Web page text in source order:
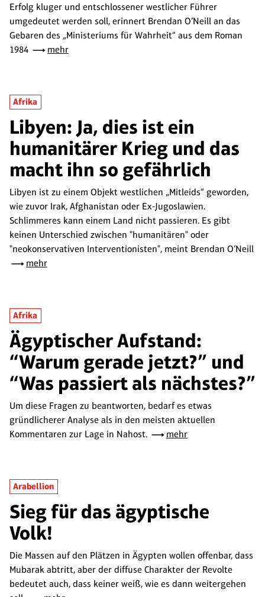
Erfolg kluger und entschlossener westlicher Führer
umgedeutet werden soll, erinnert Brendan O’Neill an das
Gebaren des „Ministeriums für Wahrheit“ aus dem Roman
1984
mehr
Afrika
Libyen: Ja, dies ist ein
humanitärer Krieg und das
macht ihn so gefährlich
Libyen ist zu einem Objekt westlichen „Mitleids“ geworden,
wie zuvor Irak, Afghanistan oder Ex-Jugoslawien.
Schlimmeres kann einem Land nicht passieren. Es gibt
keinen Unterschied zwischen "humanitären" oder
"neokonservativen Interventionisten", meint Brendan O’Neill
mehr
Afrika
Ägyptischer Aufstand:
“Warum gerade jetzt?” und
“Was passiert als nächstes?”
Um diese Fragen zu beantworten, bedarf es etwas
gründlicherer Analyse als in den meisten aktuellen
Kommentaren zur Lage in Nahost.
mehr
Arabellion
Sieg für das ägyptische
Volk!
Die Massen auf den Plätzen in Ägypten wollen offenbar, dass
Mubarak abtritt, aber der diffuse Charakter der Revolte
bedeutet auch, dass keiner weiß, wie es dann weitergehen